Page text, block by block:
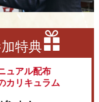
特典
ュアル配布
カリキュラム